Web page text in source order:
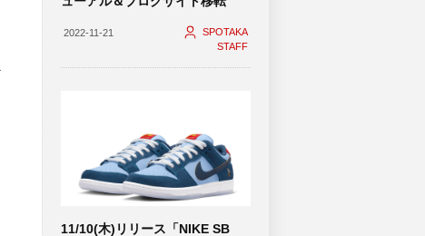
2022-11-21
SPOTAKA
STAFF
11/10(木)リリース「NIKE SB